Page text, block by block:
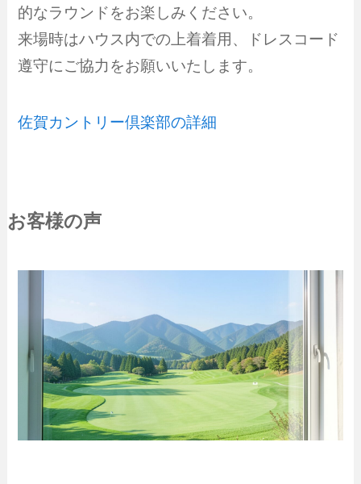
的なラウンドをお楽しみください。
来場時はハウス内での上着着用、ドレスコード
遵守にご協力をお願いいたします。
佐賀カントリー倶楽部の詳細
お客様の声